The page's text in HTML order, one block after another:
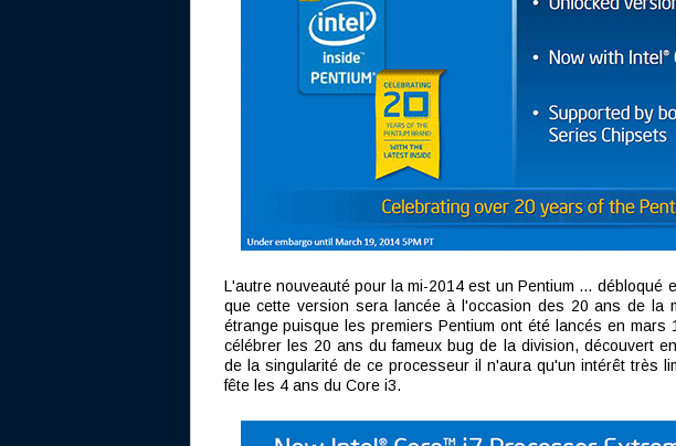
L'autre nouveauté pour la mi-2014 est un Pentium … débloqué
que cette version sera lancée à l'occasion des 20 ans de la
étrange puisque les premiers Pentium ont été lancés en mars
célébrer les 20 ans du fameux bug de la division, découvert
de la singularité de ce processeur il n'aura qu'un intérêt très
fête les 4 ans du Core i3.